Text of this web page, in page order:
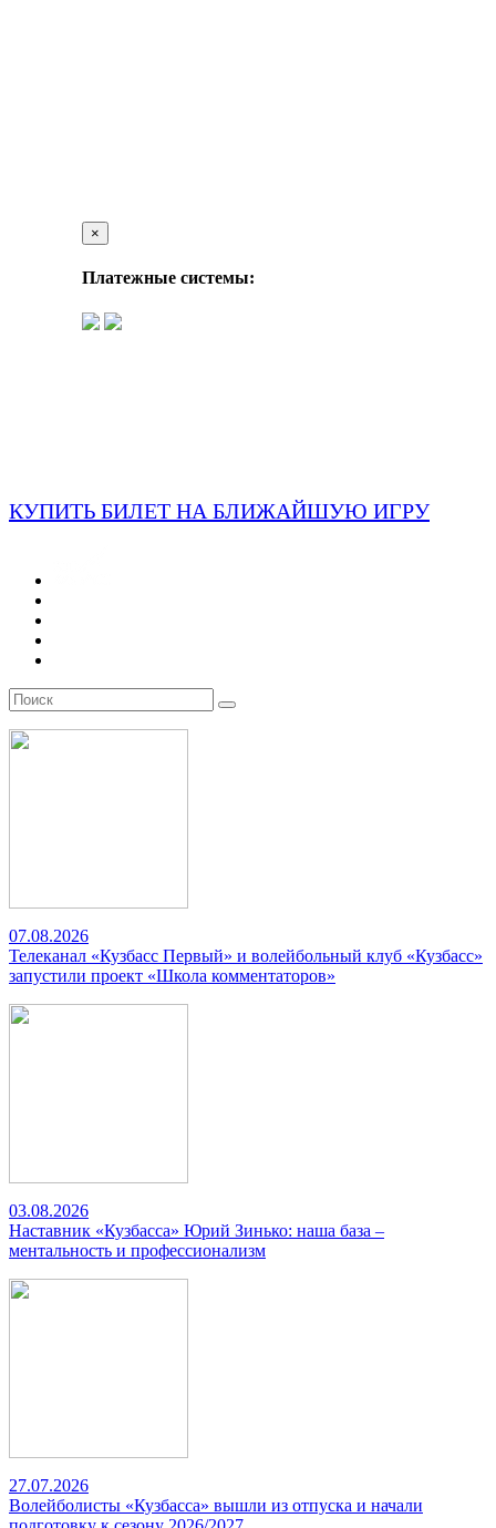
×
Платежные системы:
КУПИТЬ БИЛЕТ НА БЛИЖАЙШУЮ ИГРУ
07.08.2026
Телеканал «Кузбасс Первый» и волейбольный клуб «Кузбасс»
запустили проект «Школа комментаторов»
03.08.2026
Наставник «Кузбасса» Юрий Зинько: наша база –
ментальность и профессионализм
27.07.2026
Волейболисты «Кузбасса» вышли из отпуска и начали